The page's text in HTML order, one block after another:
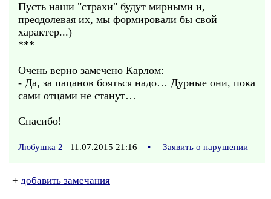
Пусть наши "страхи" будут мирными и,
преодолевая их, мы формировали бы свой
характер...)
***
Очень верно замечено Карлом:
- Да, за пацанов бояться надо… Дурные они, пока
сами отцами не станут…
Спасибо!
Любушка 2 11.07.2015 21:16 • Заявить о нарушении
+ добавить замечания